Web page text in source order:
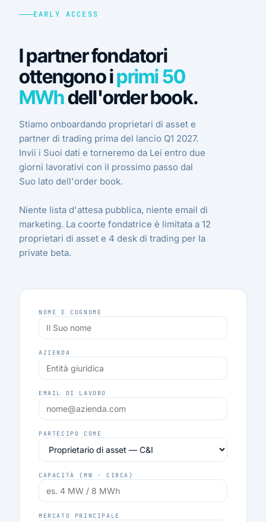
EARLY ACCESS
I partner fondatori
ottengono iprimi 50
MWhdell'order book.
Stiamo onboardando proprietari di asset e
partner di trading prima del lancio Q1 2027.
Invii i Suoi dati e torneremo da Lei entro due
giorni lavorativi con il prossimo passo dal
Suo lato dell'order book.
Niente lista d'attesa pubblica, niente email di
marketing. La coorte fondatrice è limitata a 12
proprietari di asset e 4 desk di trading per la
private beta.
NOME E COGNOME
AZIENDA
EMAIL DI LAVORO
PARTECIPO COME
CAPACITÀ (MW · CIRCA)
MERCATO PRINCIPALE